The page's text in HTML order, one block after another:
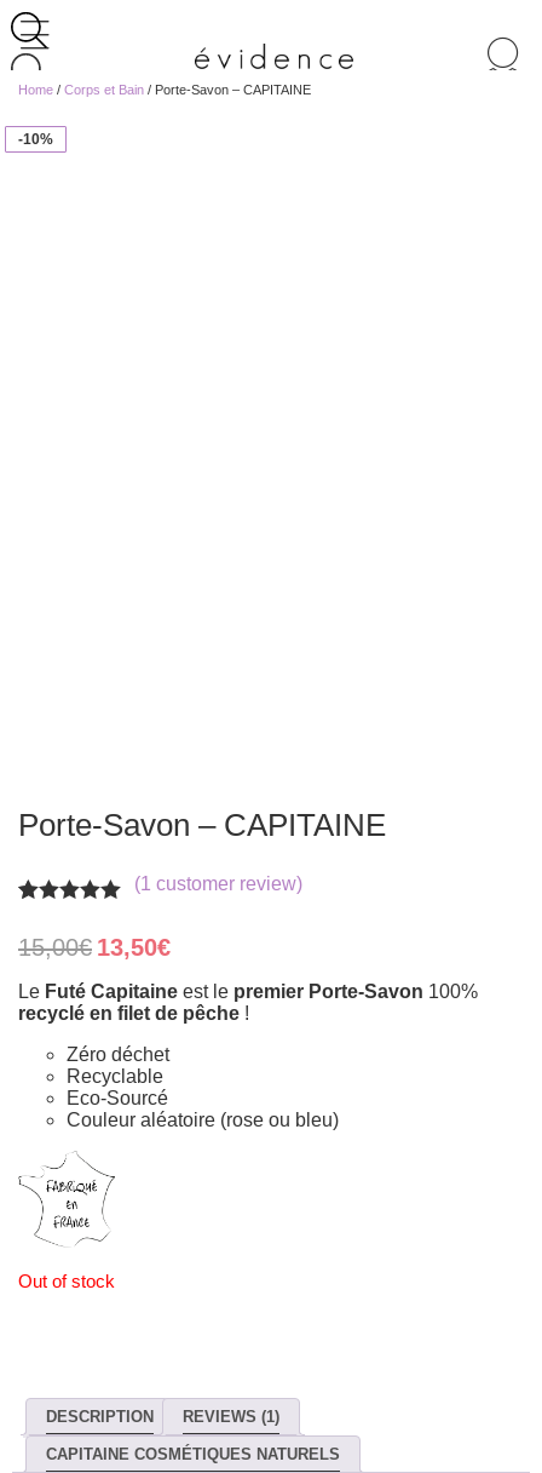
de
Home / Corps et Bain / Porte-Savon – CAPITAINE
-10%
Porte-Savon – CAPITAINE
out of 5
based on
rating
(1 customer review)
15,00€ Original
price
was:
15,00€.
13,50€Current
is:
13,50€.
Le Futé Capitaine est le premier Porte-Savon 100%
recyclé en filet de pêche !
Zéro déchet
Recyclable
Eco-Sourcé
Couleur aléatoire (rose ou bleu)
Out of stock
DESCRIPTION REVIEWS (1)
CAPITAINE COSMÉTIQUES NATURELS